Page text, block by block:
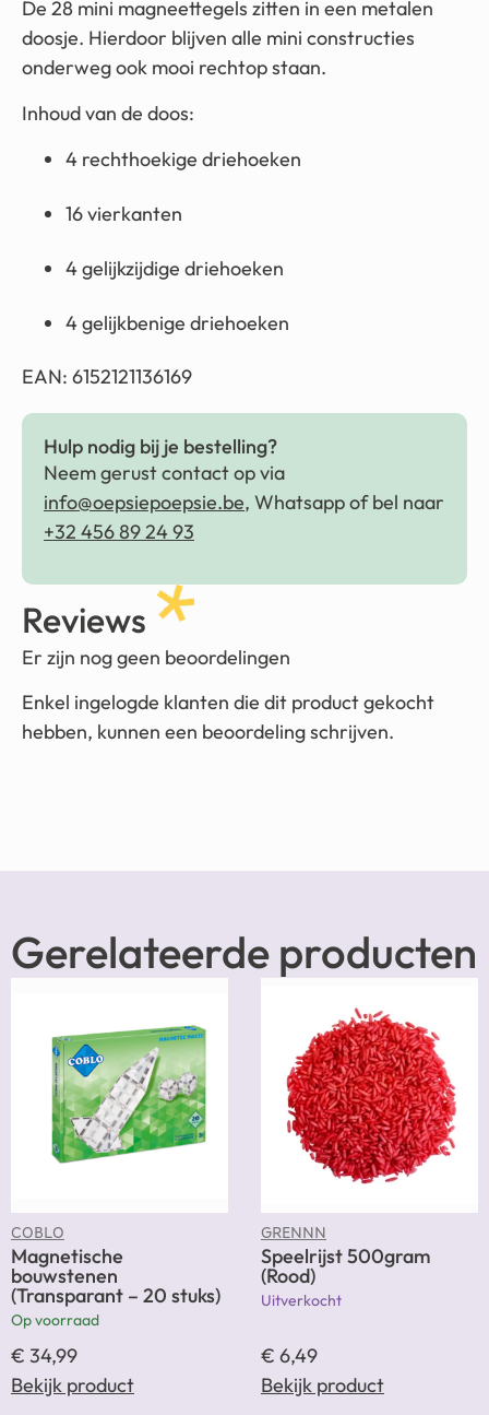
De 28 mini magneettegels zitten in een metalen
doosje. Hierdoor blijven alle mini constructies
onderweg ook mooi rechtop staan.
Inhoud van de doos:
4 rechthoekige driehoeken
16 vierkanten
4 gelijkzijdige driehoeken
4 gelijkbenige driehoeken
EAN: 6152121136169
Hulp nodig bij je bestelling?
Neem gerust contact op via
info@oepsiepoepsie.be, Whatsapp of bel naar
+32 456 89 24 93
Reviews
Er zijn nog geen beoordelingen
Enkel ingelogde klanten die dit product gekocht
hebben, kunnen een beoordeling schrijven.
Gerelateerde producten
COBLO
Magnetische
bouwstenen
(Transparant – 20 stuks)
Op voorraad
€ 34,99
Bekijk product
GRENNN
Speelrijst 500gram
(Rood)
Uitverkocht
€ 6,49
Bekijk product